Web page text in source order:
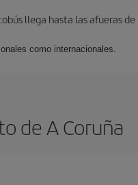
llega hasta las afueras
como internacionales.
de A Coruña